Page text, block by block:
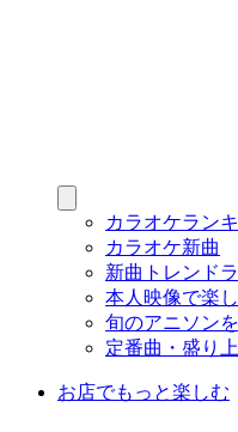
カラオケラン
カラオケ新曲
新曲トレンド
本人映像で楽
旬のアニソン
定番曲・盛り
お店でもっと楽しむ